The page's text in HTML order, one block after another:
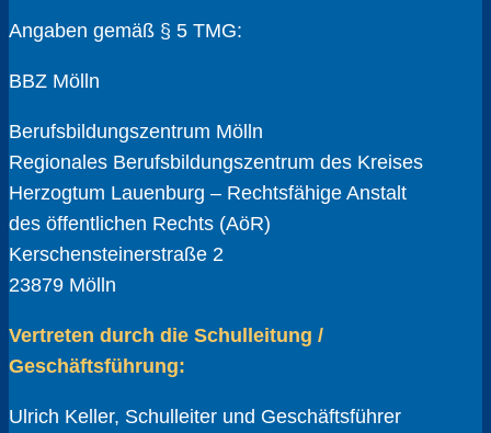
Angaben gemäß § 5 TMG:
BBZ Mölln
Berufsbildungszentrum Mölln
Regionales Berufsbildungszentrum des Kreises
Herzogtum Lauenburg – Rechtsfähige Anstalt
des öffentlichen Rechts (AöR)
Kerschensteinerstraße 2
23879 Mölln
Vertreten durch die Schulleitung /
Geschäftsführung:
Ulrich Keller, Schulleiter und Geschäftsführer